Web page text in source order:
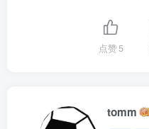
点赞5
tomm